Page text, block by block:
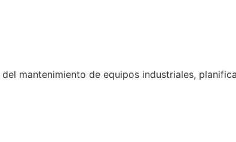
mantenimiento de equipos industriales,